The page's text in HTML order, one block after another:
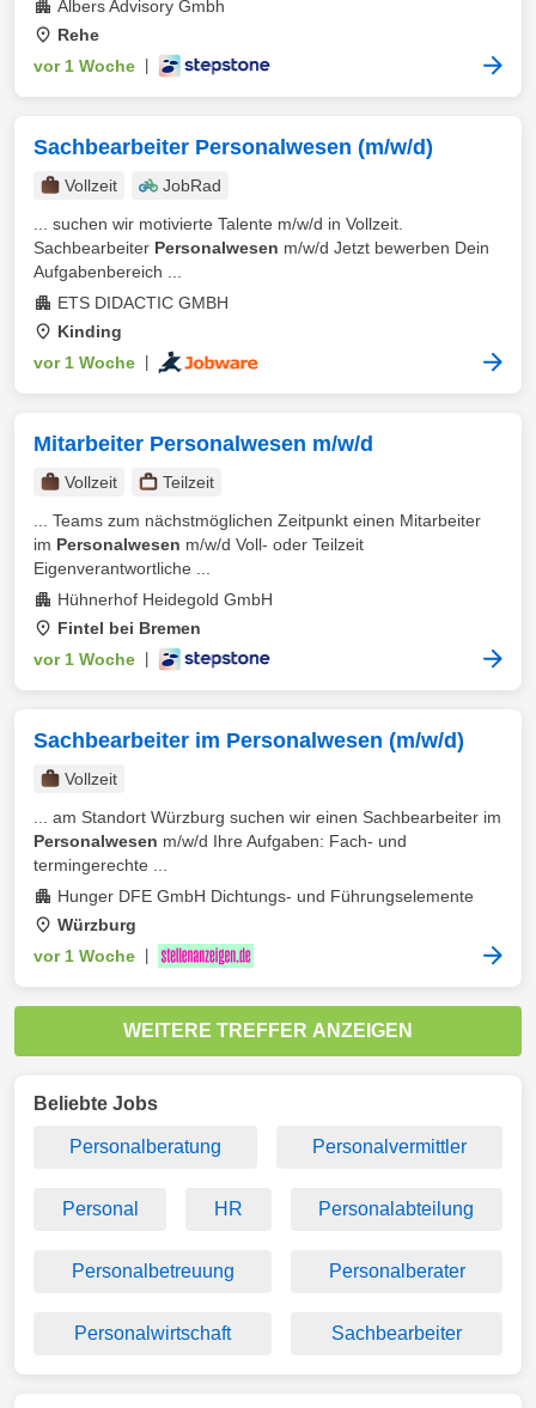
Albers Advisory Gmbh
Rehe
vor 1 Woche
Sachbearbeiter Personalwesen (m/w/d)
Vollzeit
JobRad
... suchen wir motivierte Talente m/w/d in Vollzeit.
Sachbearbeiter Personalwesen m/w/d Jetzt bewerben Dein
Aufgabenbereich ...
ETS DIDACTIC GMBH
Kinding
vor 1 Woche
Mitarbeiter Personalwesen m/w/d
Vollzeit
Teilzeit
... Teams zum nächstmöglichen Zeitpunkt einen Mitarbeiter
im Personalwesen m/w/d Voll- oder Teilzeit
Eigenverantwortliche ...
Hühnerhof Heidegold GmbH
Fintel bei Bremen
vor 1 Woche
Sachbearbeiter im Personalwesen (m/w/d)
Vollzeit
... am Standort Würzburg suchen wir einen Sachbearbeiter im
Personalwesen m/w/d Ihre Aufgaben: Fach- und
termingerechte ...
Hunger DFE GmbH Dichtungs- und Führungselemente
Würzburg
vor 1 Woche
WEITERE TREFFER ANZEIGEN
Beliebte Jobs
Personalberatung Personalvermittler
Personal HR Personalabteilung
Personalbetreuung Personalberater
Personalwirtschaft Sachbearbeiter